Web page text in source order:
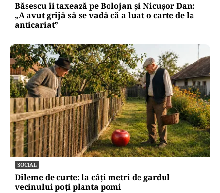
Băsescu îi taxează pe Bolojan și Nicușor Dan:
„A avut grijă să se vadă că a luat o carte de la
anticariat”
SOCIAL
Dileme de curte: la câți metri de gardul
vecinului poți planta pomi